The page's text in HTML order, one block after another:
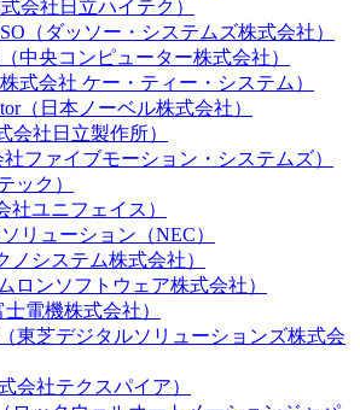
会社日立ハイテク）
（ダッソー・システムズ株式会社）
中央コンピューター株式会社）
式会社 ケー・ティー・システム）
（日本ノーベル株式会社）
会社日立製作所）
ファイブモーション・システムズ）
ック）
社ユニフェイス）
リューション（NEC）
ノシステム株式会社）
ロンソフトウェア株式会社）
電機株式会社）
東芝デジタルソリューションズ株式会
会社テクスパイア）